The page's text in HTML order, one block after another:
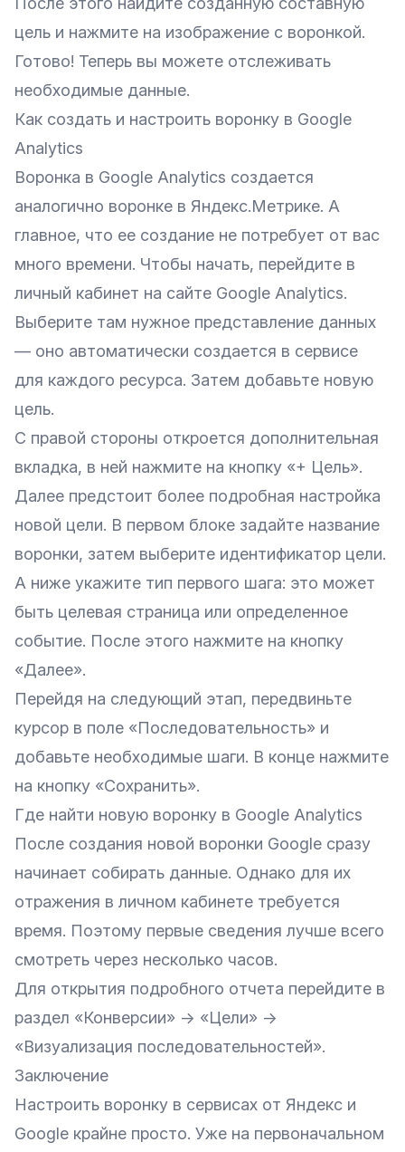
цель и нажмите на изображение с воронкой.
Готово! Теперь вы можете отслеживать
необходимые данные.
Как создать и настроить воронку в Google
Analytics
Воронка в Google Analytics создается
аналогично воронке в Яндекс.Метрике. А
главное, что ее создание не потребует от вас
много времени. Чтобы начать, перейдите в
личный кабинет на сайте Google Analytics.
Выберите там нужное представление данных
— оно автоматически создается в сервисе
для каждого ресурса. Затем добавьте новую
цель.
С правой стороны откроется дополнительная
вкладка, в ней нажмите на кнопку «+ Цель».
Далее предстоит более подробная настройка
новой цели. В первом блоке задайте название
воронки, затем выберите идентификатор цели.
А ниже укажите тип первого шага: это может
быть целевая страница или определенное
событие. После этого нажмите на кнопку
«Далее».
Перейдя на следующий этап, передвиньте
курсор в поле «Последовательность» и
добавьте необходимые шаги. В конце нажмите
на кнопку «Сохранить».
Где найти новую воронку в Google Analytics
После создания новой воронки Google сразу
начинает собирать данные. Однако для их
отражения в личном кабинете требуется
время. Поэтому первые сведения лучше всего
смотреть через несколько часов.
Для открытия подробного отчета перейдите в
раздел «Конверсии» → «Цели» →
«Визуализация последовательностей».
Заключение
Настроить воронку в сервисах от Яндекс и
Google крайне просто. Уже на первоначальном